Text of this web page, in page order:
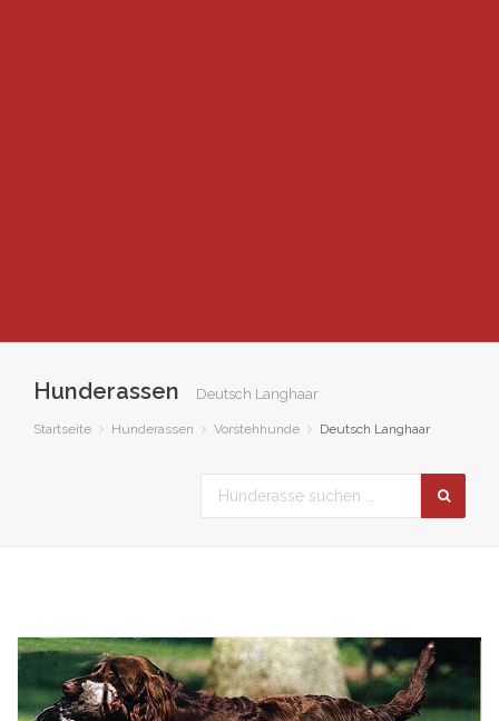
Hunderassen Deutsch Langhaar
Startseite Hunderassen Vorstehhunde Deutsch Langhaar